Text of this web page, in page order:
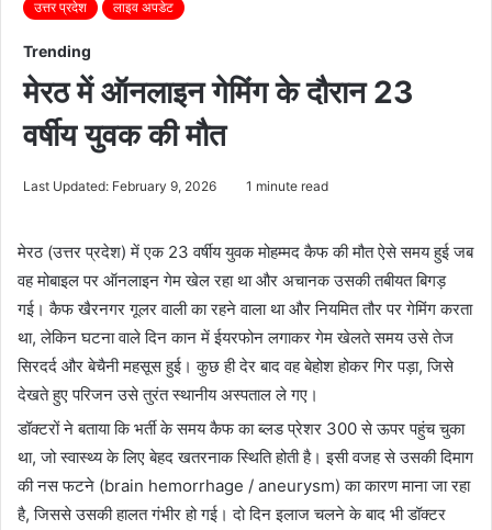
उत्तर प्रदेश लाइव अपडेट
Trending
मेरठ में ऑनलाइन गेमिंग के दौरान 23
वर्षीय युवक की मौत
Last Updated: February 9, 2026 1 minute read
मेरठ (उत्तर प्रदेश) में एक 23 वर्षीय युवक मोहम्मद कैफ की मौत ऐसे समय हुई जब
वह मोबाइल पर ऑनलाइन गेम खेल रहा था और अचानक उसकी तबीयत बिगड़
गई। कैफ खैरनगर गूलर वाली का रहने वाला था और नियमित तौर पर गेमिंग करता
था, लेकिन घटना वाले दिन कान में ईयरफोन लगाकर गेम खेलते समय उसे तेज
सिरदर्द और बेचैनी महसूस हुई। कुछ ही देर बाद वह बेहोश होकर गिर पड़ा, जिसे
देखते हुए परिजन उसे तुरंत स्थानीय अस्पताल ले गए।
डॉक्टरों ने बताया कि भर्ती के समय कैफ का ब्लड प्रेशर 300 से ऊपर पहुंच चुका
था, जो स्वास्थ्य के लिए बेहद खतरनाक स्थिति होती है। इसी वजह से उसकी दिमाग
की नस फटने (brain hemorrhage / aneurysm) का कारण माना जा रहा
है, जिससे उसकी हालत गंभीर हो गई। दो दिन इलाज चलने के बाद भी डॉक्टर